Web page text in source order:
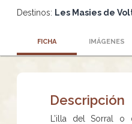
Destinos: Les Masies de
FICHA IMÁGENES
Descripción
L’illa del Sorral